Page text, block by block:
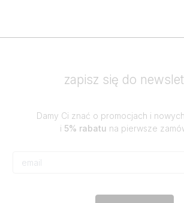
zapisz się do
Damy Ci znać o promocjach i
i 5% rabatu na pierwsze